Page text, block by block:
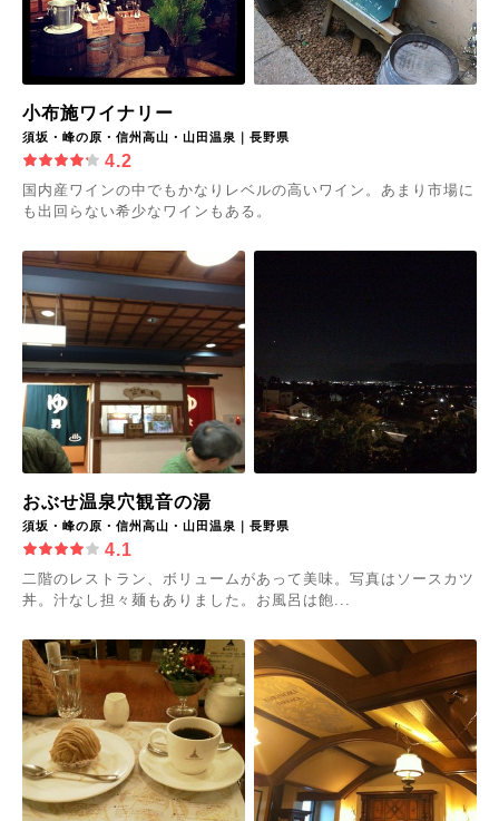
小布施ワイナリー
須坂・峰の原・信州高山・山田温泉｜長野県
4.2
国内産ワインの中でもかなりレベルの高いワイン。あまり市場に
も出回らない希少なワインもある。
おぶせ温泉穴観音の湯
須坂・峰の原・信州高山・山田温泉｜長野県
4.1
二階のレストラン、ボリュームがあって美味。写真はソースカツ
丼。汁なし担々麺もありました。お風呂は飽...